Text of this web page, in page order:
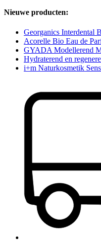
Nieuwe producten:
Georganics Interdental
Acorelle Bio Eau de
GYADA Modellerend
Hydraterend en
i+m Naturkosmetik